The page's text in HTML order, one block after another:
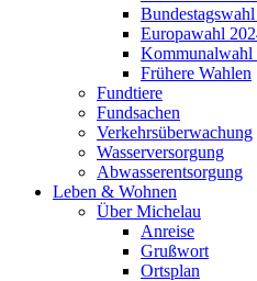
Europawahl
Kommunalwahl
Frühere Wahlen
Fundtiere
Fundsachen
Verkehrsüberwachung
Wasserversorgung
Abwasserentsorgung
Leben & Wohnen
Über Michelau
Anreise
Grußwort
Ortsplan